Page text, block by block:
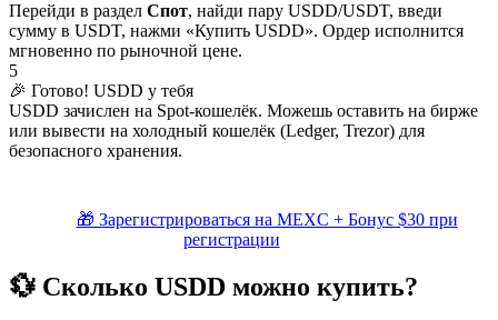
Перейди в раздел Спот, найди пару USDD/USDT, введи
сумму в USDT, нажми «Купить USDD». Ордер исполнится
мгновенно по рыночной цене.
5
🎉 Готово! USDD у тебя
USDD зачислен на Spot-кошелёк. Можешь оставить на бирже
или вывести на холодный кошелёк (Ledger, Trezor) для
безопасного хранения.
🎁 Зарегистрироваться на MEXC + Бонус $30 при
регистрации
💱 Сколько USDD можно купить?